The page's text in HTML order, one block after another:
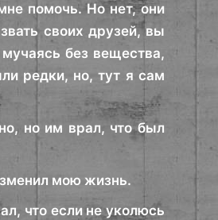
помочь. Но нет, они
своих друзей, вы
без вещества,
редки, но, тут я сам
но им врал, что был
мою жизнь.
что если не уколюсь